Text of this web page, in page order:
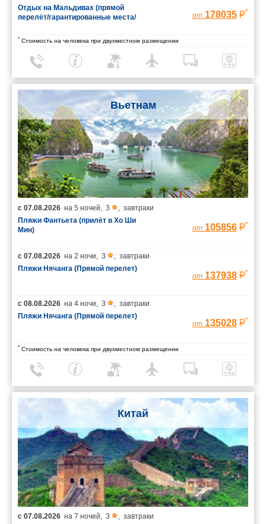
Отдых на Мальдивах (прямой
перелёт/гарантированные места/
от 178035 *
* Стоимость на человека при двухместном размещении
Вьетнам
с 07.08.2026 на 5 ночей, 3 , завтраки
Пляжи Фантьета (прилёт в Хо Ши
Мин)
от 105856 *
с 07.08.2026 на 2 ночи, 3 , завтраки
Пляжи Нячанга (Прямой перелет)
от 137938 *
с 08.08.2026 на 4 ночи, 3 , завтраки
Пляжи Нячанга (Прямой перелет)
от 135028 *
* Стоимость на человека при двухместном размещении
Китай
с 07.08.2026 на 7 ночей, 3 , завтраки